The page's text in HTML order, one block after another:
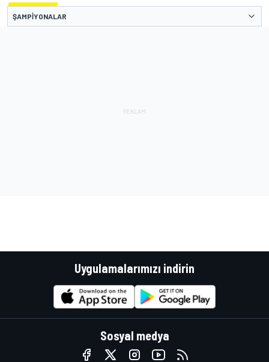
ŞAMPIYONALAR
Uygulamalarımızı indirin
Sosyal medya